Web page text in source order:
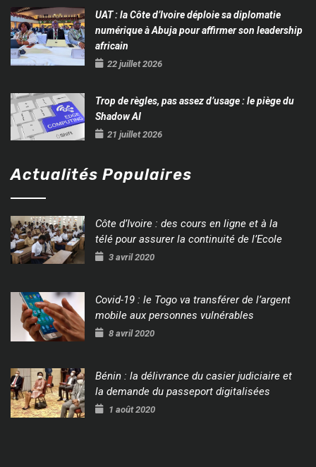
UAT : la Côte d’Ivoire déploie sa diplomatie
numérique à Abuja pour affirmer son leadership
africain
22 juillet 2026
Trop de règles, pas assez d’usage : le piège du
Shadow AI
21 juillet 2026
Actualités Populaires
Côte d’Ivoire : des cours en ligne et à la
télé pour assurer la continuité de l’Ecole
3 avril 2020
Covid-19 : le Togo va transférer de l’argent
mobile aux personnes vulnérables
8 avril 2020
Bénin : la délivrance du casier judiciaire et
la demande du passeport digitalisées
1 août 2020